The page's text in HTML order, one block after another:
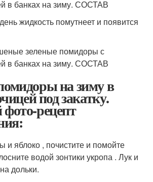
жидкость помутнеет и появится
на зиму в
под закатку.
рецепт
яблоко , почистите и помойте
водой зонтики укропа . Лук и
дольки.